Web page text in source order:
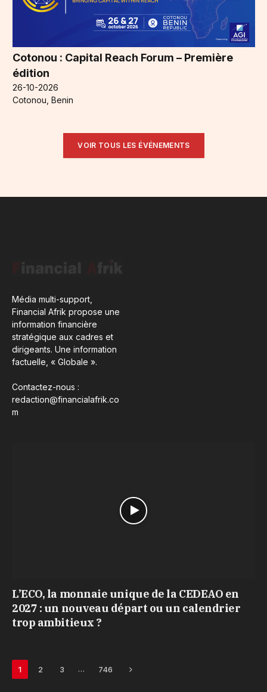
Cotonou : Capital Reach Forum – Première
édition
26-10-2026
Cotonou, Benin
VOIR TOUS LES ÉVÉNEMENTS
Média multi-support,
Financial Afrik propose une
information financière
stratégique aux cadres et
dirigeants. Une information
factuelle, « Globale ».
Contactez-nous :
redaction@financialafrik.co
m
L’ECO, la monnaie unique de la CEDEAO en
2027 : un nouveau départ ou un calendrier
trop ambitieux ?
1 2 3 … 746 Next